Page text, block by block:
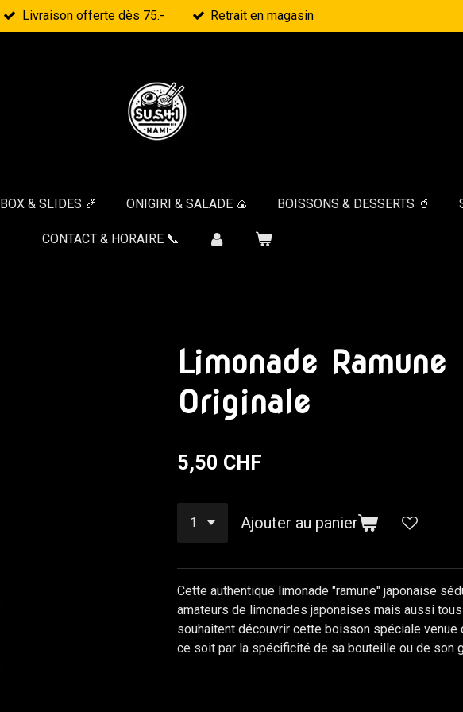
Livraison offerte dès 75.- Retrait en magasin
BOX & SLIDES 🍤 ONIGIRI & SALADE 🍙 BOISSONS & DESSERTS 🥤
CONTACT & HORAIRE 📞
Limonade Ramune
Originale
5,50 CHF
Ajouter au panier
Cette authentique limonade "ramune" japonaise
amateurs de limonades japonaises mais aussi
souhaitent découvrir cette boisson spéciale venue
ce soit par la spécificité de sa bouteille ou de son